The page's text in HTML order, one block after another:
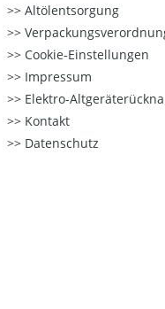
Altölentsorgung
Cookie-Einstellungen
Impressum
Elektro-
Kontakt
Datenschutz